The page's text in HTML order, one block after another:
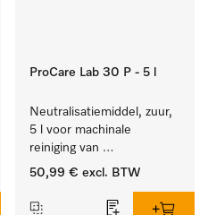
ProCare Lab 30 P - 5 l
Neutralisatiemiddel, zuur,
5 l voor machinale
reiniging van
laboratoriumglaswerk en -
50,99 € excl. BTW